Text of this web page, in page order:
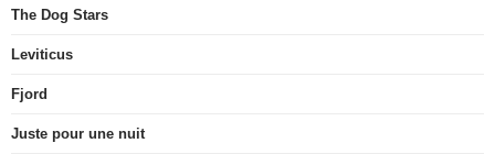
The Dog Stars
Leviticus
Fjord
Juste pour une nuit